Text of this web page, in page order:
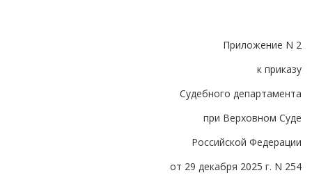
Приложение N 2
к приказу
Судебного департамента
при Верховном Суде
Российской Федерации
от 29 декабря 2025 г. N 254